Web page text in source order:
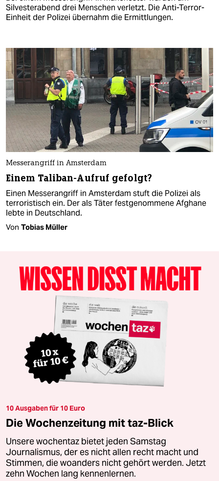
Silvesterabend drei Menschen verletzt. Die Anti-Terror-
Einheit der Polizei übernahm die Ermittlungen.
Messerangriff in Amsterdam
Einem Taliban-Aufruf gefolgt?
Einen Messerangriff in Amsterdam stuft die Polizei als
terroristisch ein. Der als Täter festgenommene Afghane
lebte in Deutschland.
Von Tobias Müller
10 Ausgaben für 10 Euro
Die Wochenzeitung mit taz-Blick
Unsere wochentaz bietet jeden Samstag
Journalismus, der es nicht allen recht macht und
Stimmen, die woanders nicht gehört werden. Jetzt
zehn Wochen lang kennenlernen.